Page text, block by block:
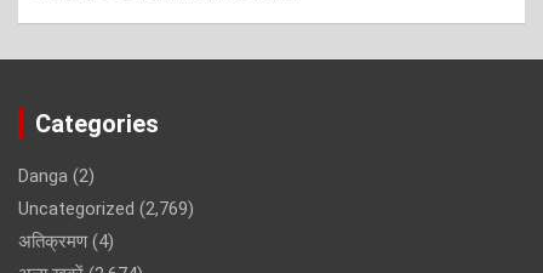
Categories
Danga (2)
Uncategorized (2,769)
अतिक्रमण(4)